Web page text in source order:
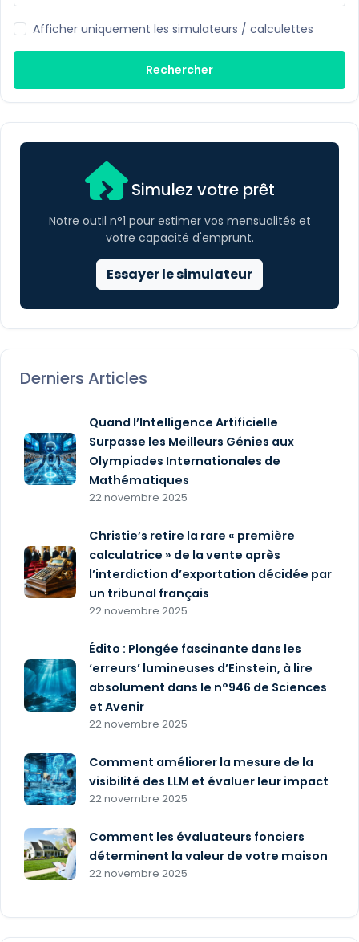
Afficher uniquement les simulateurs / calculettes
Rechercher
Simulez votre prêt
Notre outil n°1 pour estimer vos mensualités et
votre capacité d'emprunt.
Essayer le simulateur
Derniers Articles
Quand l’Intelligence Artificielle
Surpasse les Meilleurs Génies aux
Olympiades Internationales de
Mathématiques
22 novembre 2025
Christie’s retire la rare « première
calculatrice » de la vente après
l’interdiction d’exportation décidée par
un tribunal français
22 novembre 2025
Édito : Plongée fascinante dans les
‘erreurs’ lumineuses d’Einstein, à lire
absolument dans le n°946 de Sciences
et Avenir
22 novembre 2025
Comment améliorer la mesure de la
visibilité des LLM et évaluer leur impact
22 novembre 2025
Comment les évaluateurs fonciers
déterminent la valeur de votre maison
22 novembre 2025